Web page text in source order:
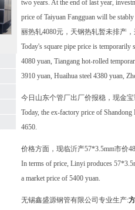
two years. At the end of last year,
price of Taiyuan Fangguan will be
丽热轧4080元，天钢热轧暂未排产
Today's square pipe price is
4080 yuan, Tiangang hot-rolled
3910 yuan, Huaihua steel 4380 yuan,
今日山东个管厂出厂价报稳，现金宝
Today, the ex-factory price of
4650.
价格方面，现临沂产57*3.5mm市价
In terms of price, Linyi produces
a market price of 5400 yuan.
无锡鑫盛源钢管有限公司专业生产: